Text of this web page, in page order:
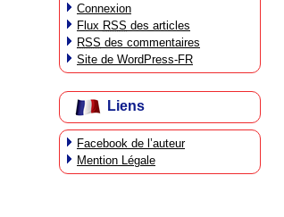
Connexion
Flux RSS des articles
RSS des commentaires
Site de WordPress-FR
Liens
Facebook de l’auteur
Mention Légale